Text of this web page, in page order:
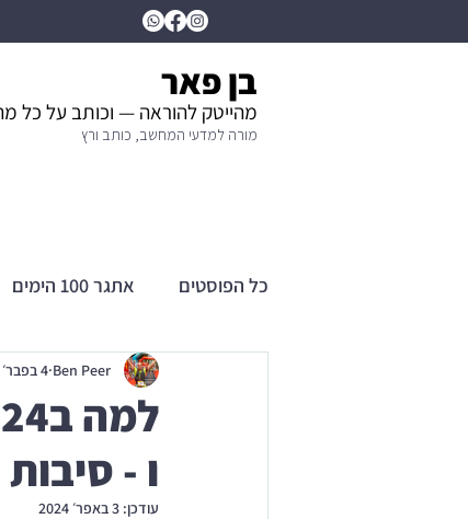
בן פאר
מהייטק להוראה — וכותב על כל
מורה למדעי המחשב, כותב ורץ
כל הפוסטים אתגר 100 הימים
ו -
Ben Peer 4 בפבר׳ 2024
עודכן: 3 באפר׳ 2024